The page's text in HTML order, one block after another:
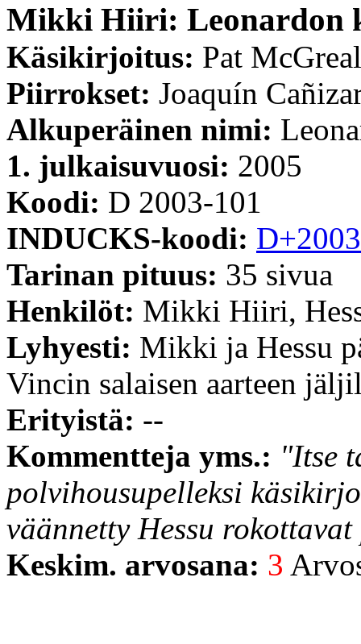
Mikki Hiiri: Leonardon
Käsikirjoitus: Pat
Piirrokset: Joaquín
Alkuperäinen nimi:
1. julkaisuvuosi: 2005
Koodi: D 2003-101
INDUCKS-koodi:
Tarinan pituus: 35 sivua
Henkilöt: Mikki Hiiri,
Lyhyesti: Mikki ja Hessu
Vincin salaisen aarteen
Erityistä: --
Kommentteja yms.: "Itse
polvihousupelleksi
väännetty Hessu
Keskim. arvosana: 3